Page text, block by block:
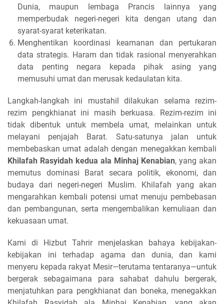
Dunia, maupun lembaga Prancis lainnya yang
memperbudak negeri-negeri kita dengan utang dan
syarat-syarat keterikatan.
Menghentikan koordinasi keamanan dan pertukaran
data strategis. Haram dan tidak rasional menyerahkan
data penting negara kepada pihak asing yang
memusuhi umat dan merusak kedaulatan kita.
Langkah-langkah ini mustahil dilakukan selama rezim-
rezim pengkhianat ini masih berkuasa. Rezim-rezim ini
tidak dibentuk untuk membela umat, melainkan untuk
melayani penjajah Barat. Satu-satunya jalan untuk
membebaskan umat adalah dengan menegakkan kembali
Khilafah Rasyidah kedua ala Minhaj Kenabian, yang akan
memutus dominasi Barat secara politik, ekonomi, dan
budaya dari negeri-negeri Muslim. Khilafah yang akan
mengarahkan kembali potensi umat menuju pembebasan
dan pembangunan, serta mengembalikan kemuliaan dan
kekuasaan umat.
Kami di Hizbut Tahrir menjelaskan bahaya kebijakan-
kebijakan ini terhadap agama dan dunia, dan kami
menyeru kepada rakyat Mesir—terutama tentaranya—untuk
bergerak sebagaimana para sahabat dahulu bergerak,
menjatuhkan para pengkhianat dan boneka, menegakkan